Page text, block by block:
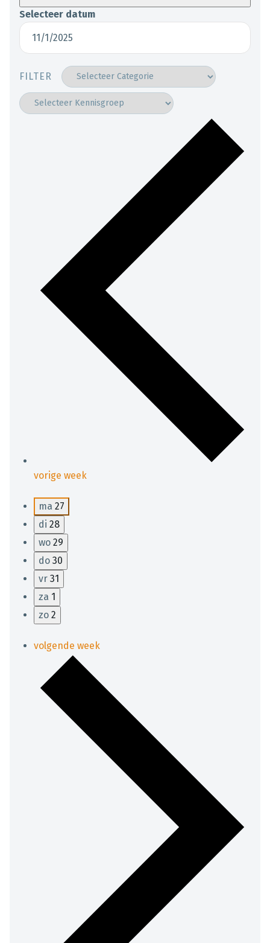
Selecteer datum
FILTER
vorige week
ma 27
di 28
wo 29
do 30
vr 31
za 1
zo 2
volgende week